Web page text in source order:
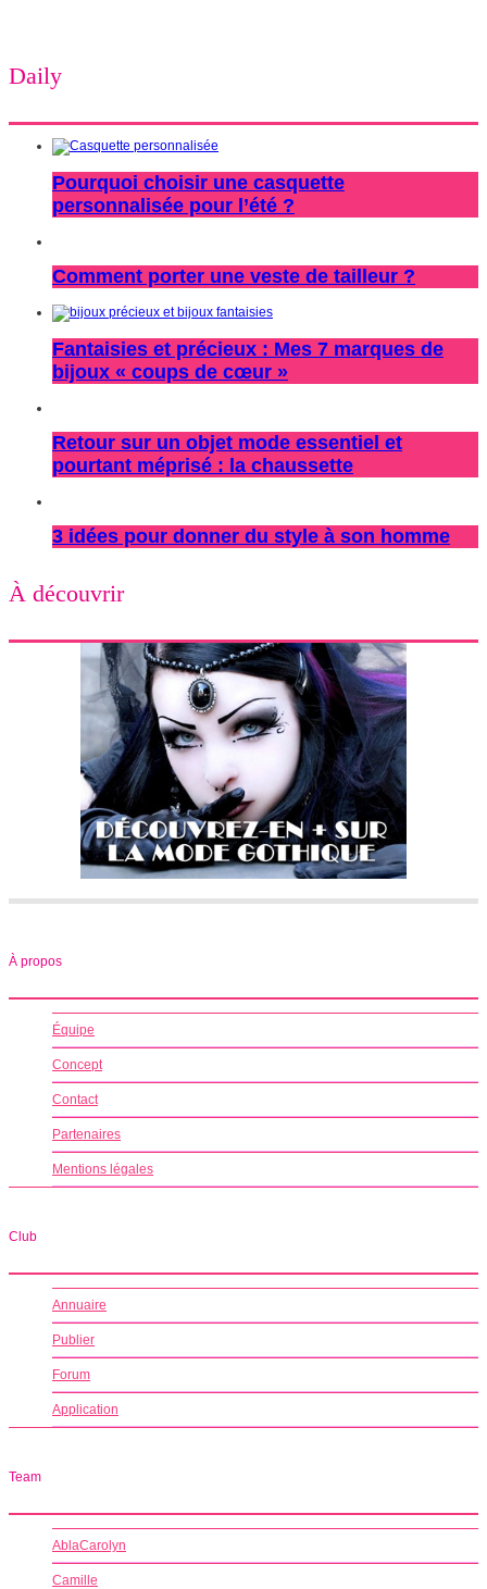
Daily
Pourquoi choisir une casquette
personnalisée pour l’été ?
Comment porter une veste de tailleur ?
Fantaisies et précieux : Mes 7 marques de
bijoux « coups de cœur »
Retour sur un objet mode essentiel et
pourtant méprisé : la chaussette
3 idées pour donner du style à son homme
À découvrir
À propos
Équipe
Concept
Contact
Partenaires
Mentions légales
Club
Annuaire
Publier
Forum
Application
Team
AblaCarolyn
Camille